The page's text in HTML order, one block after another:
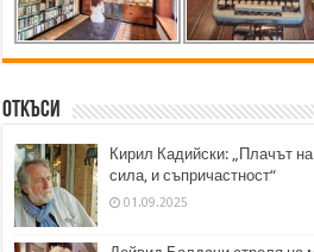
Откъси
Кирил Кадийски: „Плачът
сила, и съпричастност“
01.09.2025